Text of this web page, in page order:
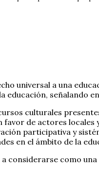
universal a una
educación, señalando
culturales
favor de actores
participativa y
en el ámbito de la
a considerarse como